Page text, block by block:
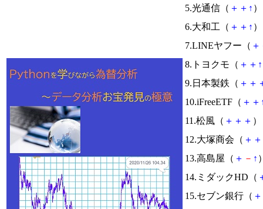
5.光通信（ ＋ ＋ ↑
6.大和工（ ＋ ＋ ↑
7.LINEヤフー（ ＋
8.トヨクモ（ ＋ ＋ ↑
9.日本製鉄（ ＋ ＋
10.iFreeETF（ ＋ ＋
11.松風（ ＋ ＋ ＋
12.大塚商会（ ＋ ＋
13.高島屋（ ＋ － ↑
14.ミダックHD（
15.セブン銀行（ ＋